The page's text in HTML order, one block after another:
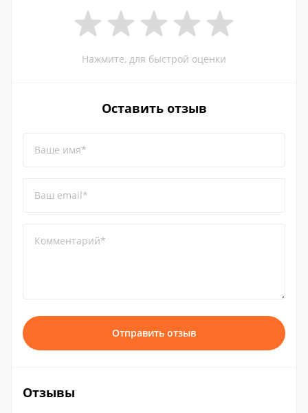
Нажмите, для быстрой оценки
Оставить отзыв
Ваше имя*
Ваш email*
Комментарий*
Отправить отзыв
Отзывы